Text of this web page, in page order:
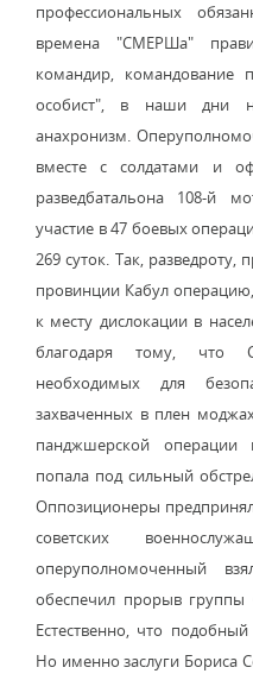
профессиональных
времена "СМЕРШа"
командир, командование
особист", в наши дни
анахронизм.
вместе с солдатами и
разведбатальона 108-й
участие в 47 боевых
269 суток. Так,
провинции Кабул
к месту дислокации в
благодаря тому, что
необходимых для
захваченных в плен
панджшерской операции
попала под сильный
Оппозиционеры
советских
оперуполномоченный
обеспечил прорыв
Естественно, что
Но именно заслуги Бориса